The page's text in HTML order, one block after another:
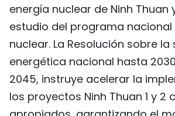
energía nuclear de Ninh Thuan
estudio del programa
nuclear. La Resolución sobre
energética nacional hasta
2045, instruye acelerar la
los proyectos Ninh Thuan 1 y 2